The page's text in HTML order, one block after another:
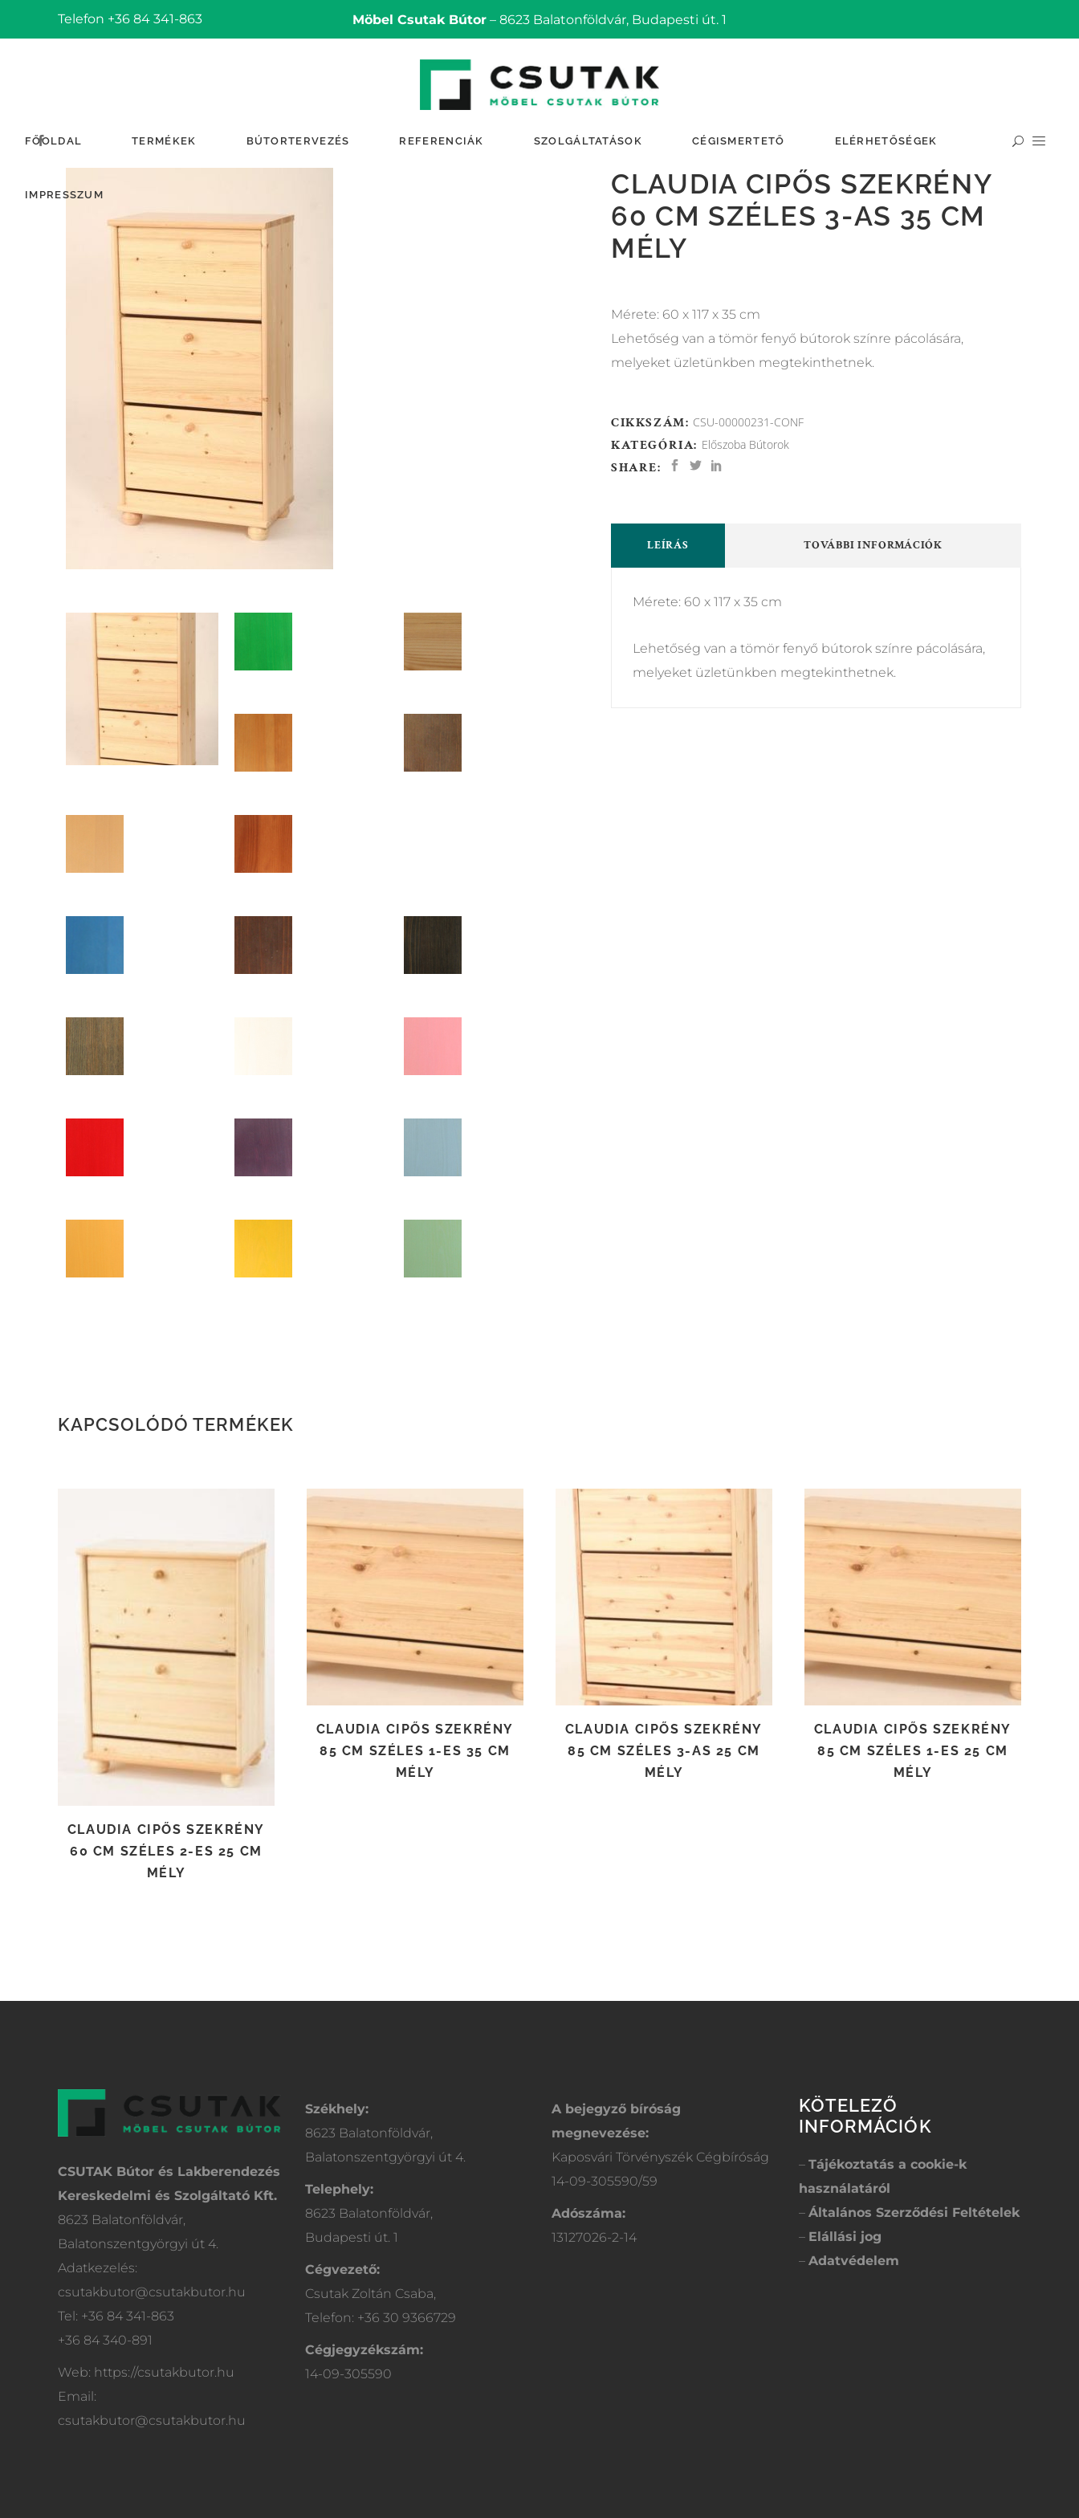
Telefon +36 84 341-863 Möbel Csutak Bútor – 8623 Balatonföldvár, Budapesti út. 1
FŐOLDAL TERMÉKEK BÚTORTERVEZÉS REFERENCIÁK SZOLGÁLTATÁSOK CÉGISMERTETŐ ELÉRHETŐSÉGEK
IMPRESSZUM
CLAUDIA CIPŐS SZEKRÉNY
60 CM SZÉLES 3-AS 35 CM
MÉLY
Mérete: 60 x 117 x 35 cm
Lehetőség van a tömör fenyő bútorok színre pácolására,
melyeket üzletünkben megtekinthetnek.
CIKKSZÁM: CSU-00000231-CONF
KATEGÓRIA: Előszoba Bútorok
SHARE:
LEÍRÁS TOVÁBBI INFORMÁCIÓK
Mérete: 60 x 117 x 35 cm
Lehetőség van a tömör fenyő bútorok színre pácolására,
melyeket üzletünkben megtekinthetnek.
KAPCSOLÓDÓ TERMÉKEK
TOVÁBB OLVASOM
CLAUDIA CIPŐS SZEKRÉNY
60 CM SZÉLES 2-ES 25 CM
MÉLY
CLAUDIA CIPŐS SZEKRÉNY
85 CM SZÉLES 1-ES 35 CM
MÉLY
TOVÁBB OLVASOM
CLAUDIA CIPŐS SZEKRÉNY
85 CM SZÉLES 3-AS 25 CM
MÉLY
CLAUDIA CIPŐS SZEKRÉNY
85 CM SZÉLES 1-ES 25 CM
MÉLY
CSUTAK Bútor és Lakberendezés
Kereskedelmi és Szolgáltató Kft.
8623 Balatonföldvár,
Balatonszentgyörgyi út 4.
Adatkezelés:
csutakbutor@csutakbutor.hu
Tel: +36 84 341-863
+36 84 340-891
Web: https://csutakbutor.hu
Email:
csutakbutor@csutakbutor.hu
Székhely:
8623 Balatonföldvár,
Balatonszentgyörgyi út 4.
Telephely:
8623 Balatonföldvár,
Budapesti út. 1
Cégvezető:
Csutak Zoltán Csaba,
Telefon: +36 30 9366729
Cégjegyzékszám:
14-09-305590
A bejegyző bíróság
megnevezése:
Kaposvári Törvényszék Cégbíróság
14-09-305590/59
Adószáma:
13127026-2-14
KÖTELEZŐ
INFORMÁCIÓK
– Tájékoztatás a cookie-k
használatáról
– Általános Szerződési Feltételek
– Elállási jog
– Adatvédelem